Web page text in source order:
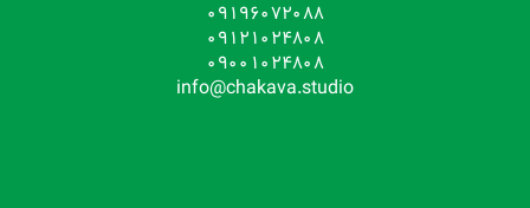
09196072088
09121024808
09001024808
info@chakava.studio